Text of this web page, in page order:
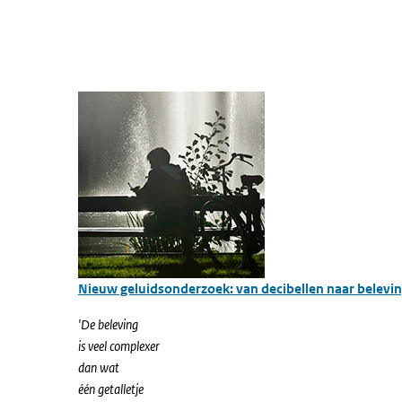
Nieuw geluidsonderzoek: van decibellen naar
'De beleving
is veel complexer
dan wat
één getalletje